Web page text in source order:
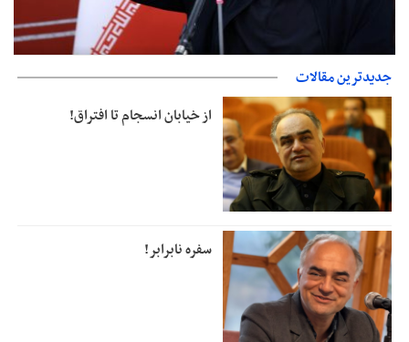
هشدار قاطع وزیر ارتباطات به اپراتورهای گران فروش/ مصرف ترافیک
شفاف شود
جدیدترین مقالات
از خیابان انسجام تا افتراق!
سفره نابرابر!